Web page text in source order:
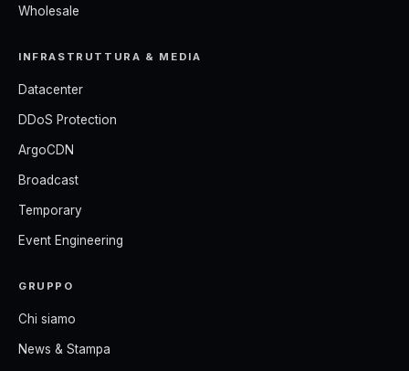
Wholesale
INFRASTRUTTURA & MEDIA
Datacenter
DDoS Protection
ArgoCDN
Broadcast
Temporary
Event Engineering
GRUPPO
Chi siamo
News & Stampa